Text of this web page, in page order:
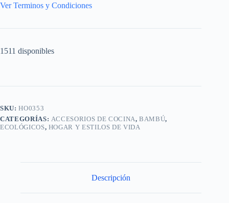
Ver Terminos y Condiciones
1511 disponibles
SKU:HO0353
CATEGORÍAS: ACCESORIOS DE COCINA,BAMBÚ,
ECOLÓGICOS, HOGAR Y ESTILOS DE VIDA
Descripción